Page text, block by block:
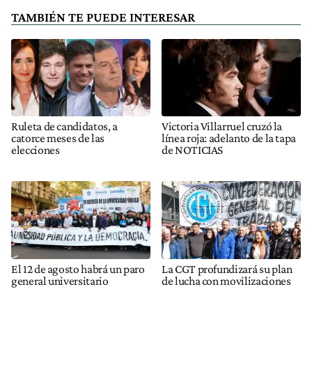
TAMBIÉN TE PUEDE INTERESAR
Ruleta de candidatos, a
catorce meses de las
elecciones
Victoria Villarruel cruzó la
línea roja: adelanto de la tapa
de NOTICIAS
El 12 de agosto habrá un paro
general universitario
La CGT profundizará su plan
de lucha con movilizaciones